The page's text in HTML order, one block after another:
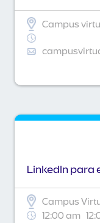
Campus
Linkedln para
Campus
12:00 am